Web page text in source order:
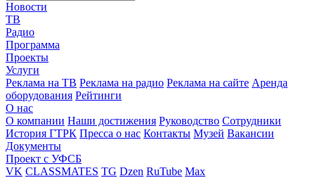
Новости
ТВ
Радио
Программа
Проекты
Услуги
Реклама на ТВ Реклама на радио Реклама на сайте Аренда
оборудования Рейтинги
О нас
О компании Наши достижения Руководство Сотрудники
История ГТРК Пресса о нас Контакты Музей Вакансии
Документы
Проект с УФСБ
VK CLASSMATES TG Dzen RuTube Max